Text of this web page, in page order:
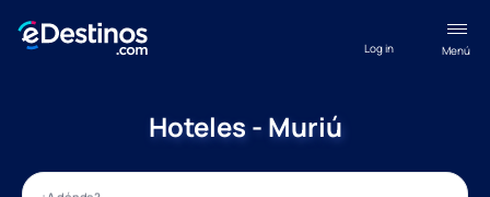
Menú
Log in
Hoteles - Muriú